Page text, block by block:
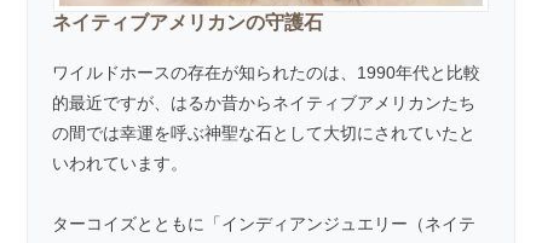
ネイティブアメリカンの守護石
ワイルドホースの存在が知られたのは、1990年代と比較
的最近ですが、はるか昔からネイティブアメリカンたち
の間では幸運を呼ぶ神聖な石として大切にされていたと
いわれています。
ターコイズとともに「インディアンジュエリー（ネイテ